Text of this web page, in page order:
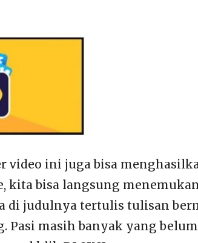
video ini juga bisa
kita bisa langsung
di judulnya tertulis tulisan
Pasi masih banyak yang